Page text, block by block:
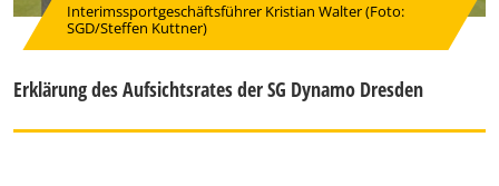
Interimssportgeschäftsführer Kristian Walter (Foto:
SGD/Steffen Kuttner)
Erklärung des Aufsichtsrates der SG Dynamo Dresden